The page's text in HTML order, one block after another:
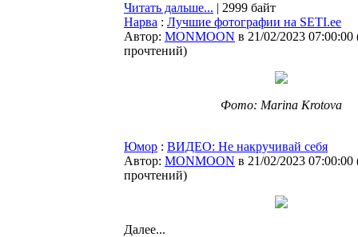
Читать дальше... | 2999 байт
Нарва : Лучшие фотографии на SETI.ee
Автор: MONMOON в 21/02/2023 07:00:00
прочтений)
Фото: Marina Krotova
Юмор : ВИДЕО: Не накручивай себя
Автор: MONMOON в 21/02/2023 07:00:00
прочтений)
Далее...